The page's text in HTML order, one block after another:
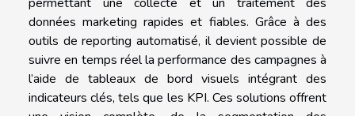
données marketing rapides et fiables. Grâce à des
outils de reporting automatisé, il devient possible de
suivre en temps réel la performance des campagnes à
l’aide de tableaux de bord visuels intégrant des
indicateurs clés, tels que les KPI. Ces solutions offrent